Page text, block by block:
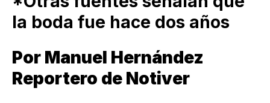
la boda fue hace dos años
Por Manuel Hernández
Reportero de Notiver